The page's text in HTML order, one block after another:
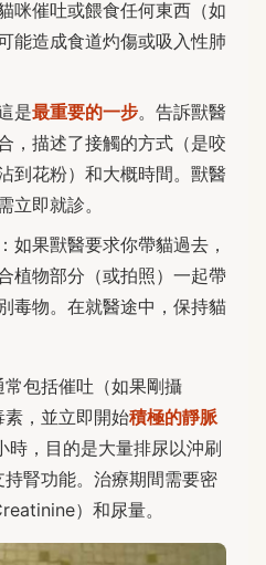
咪催吐或餵食任何東西（如
能造成食道灼傷或吸入性肺
是最重要的一步。告訴獸醫
，描述了接觸的方式（是咬
到花粉）和大概時間。獸醫
立即就診。
如果獸醫要求你帶貓過去，
植物部分（或拍照）一起帶
毒物。在就醫途中，保持貓
包括催吐（如果剛攝
，並立即開始積極的靜脈
時，目的是大量排尿以沖刷
腎功能。治療期間需要密
）和尿量。